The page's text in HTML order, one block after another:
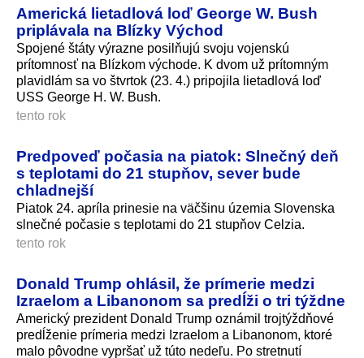
Americká lietadlová loď George W. Bush
priplávala na Blízky Východ
Spojené štáty výrazne posilňujú svoju vojenskú
prítomnosť na Blízkom východe. K dvom už prítomným
plavidlám sa vo štvrtok (23. 4.) pripojila lietadlová loď
USS George H. W. Bush.
tento rok
Predpoveď počasia na piatok: Slnečný deň
s teplotami do 21 stupňov, sever bude
chladnejší
Piatok 24. apríla prinesie na väčšinu územia Slovenska
slnečné počasie s teplotami do 21 stupňov Celzia.
tento rok
Donald Trump ohlásil, že prímerie medzi
Izraelom a Libanonom sa predĺži o tri týždne
Americký prezident Donald Trump oznámil trojtýždňové
predĺženie prímeria medzi Izraelom a Libanonom, ktoré
malo pôvodne vypršať už túto nedeľu. Po stretnutí